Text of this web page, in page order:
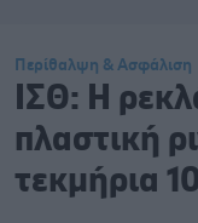
Περίθαλψη & Ασφάλιση
ΙΣΘ: Η
πλαστική
τεκμήρια